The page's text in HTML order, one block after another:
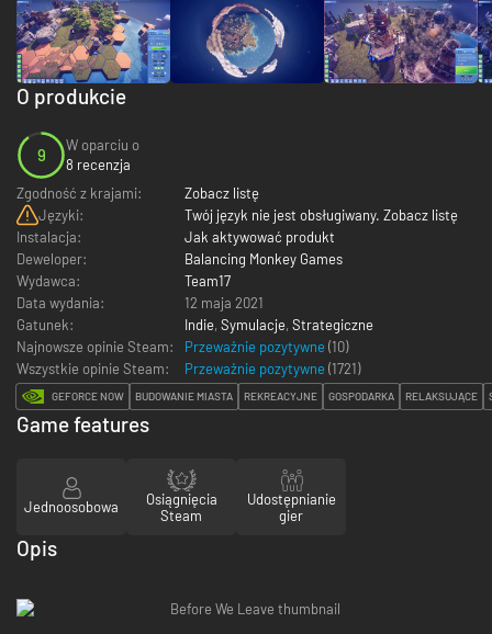
O produkcie
9
W oparciu o
8 recenzja
Zgodność z krajami:
Zobacz listę
Języki:
Twój język nie jest obsługiwany. Zobacz listę
Instalacja:
Jak aktywować produkt
Deweloper:
Balancing Monkey Games
Wydawca:
Team17
Data wydania:
12 maja 2021
Gatunek:
Indie, Symulacje, Strategiczne
Najnowsze opinie Steam:
Przeważnie pozytywne (10)
Wszystkie opinie Steam:
Przeważnie pozytywne (1721)
GEFORCE NOW BUDOWANIE MIASTA REKREACYJNE GOSPODARKA RELAKSUJĄCE
Game features
Jednoosobowa
Osiągnięcia
Steam
Udostępnianie
gier
Opis